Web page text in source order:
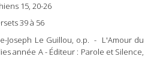
15, 20-26
39 à 56
Joseph Le Guillou, o.p. - L'Amour du
année A - Éditeur : Parole et Silence,